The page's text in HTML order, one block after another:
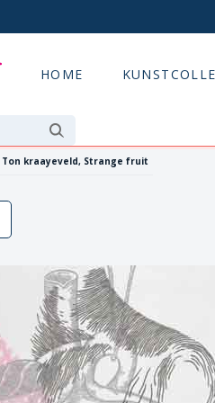
HOME
kraayeveld, Strange fruit